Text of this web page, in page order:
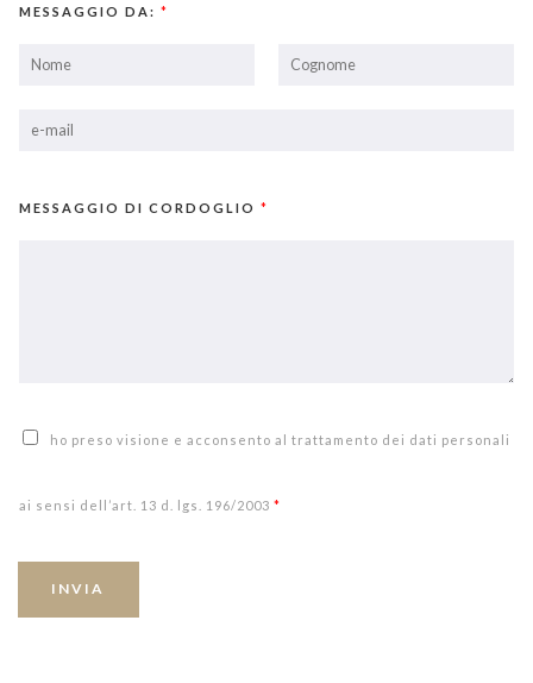
MESSAGGIO DA: *
MESSAGGIO DI CORDOGLIO *
ho preso visione e acconsento al trattamento dei dati personali
ai sensi dell’art. 13 d. lgs. 196/2003 *
INVIA